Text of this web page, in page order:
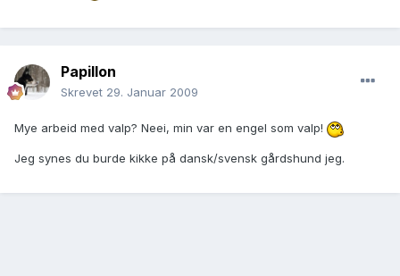
Papillon
Skrevet 29. Januar 2009
Mye arbeid med valp? Neei, min var en engel som valp!
Jeg synes du burde kikke på dansk/svensk gårdshund jeg.